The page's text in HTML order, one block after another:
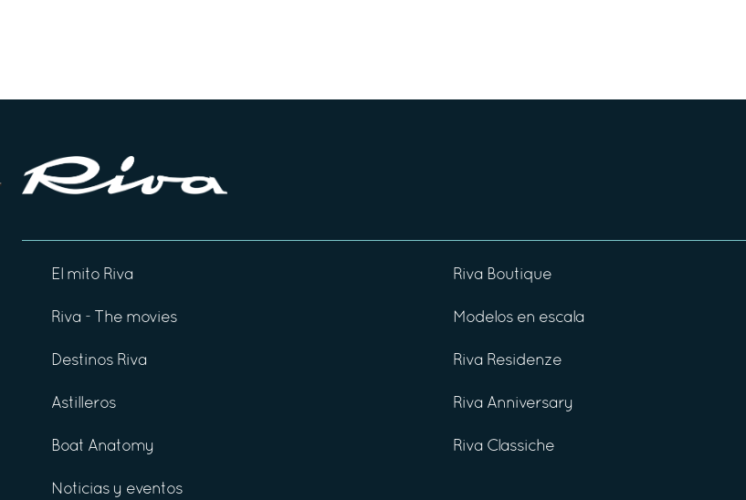
El mito Riva
Riva - The movies
Destinos Riva
Astilleros
Boat Anatomy
Noticias y eventos
Riva Boutique
Modelos en escala
Riva Residenze
Riva Anniversary
Riva Classiche